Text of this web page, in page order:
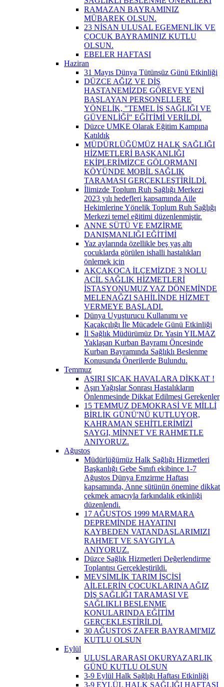
RAMAZAN BAYRAMINIZ
MÜBAREK OLSUN.
23 NİSAN ULUSAL EGEMENLİK VE
ÇOCUK BAYRAMINIZ KUTLU
OLSUN.
EBELER HAFTASI
Haziran
31 Mayıs Dünya Tütünsüz Günü Etkinliği
DÜZCE AĞIZ VE DİŞ
HASTANEMİZDE GÖREVE YENİ
BAŞLAYAN PERSONELLERE
YÖNELİK, "TEMEL İŞ SAĞLIĞI VE
GÜVENLİĞİ" EĞİTİMİ VERİLDİ.
Düzce UMKE Olarak Eğitim Kampına
Katıldık
MÜDÜRLÜĞÜMÜZ HALK SAĞLIĞI
HİZMETLERİ BAŞKANLIĞI
EKİPLERİMİZCE GÖLORMANI
KÖYÜNDE MOBİL SAĞLIK
TARAMASI GERÇEKLEŞTİRİLDİ.
İlimizde Toplum Ruh Sağlığı Merkezi
2023 yılı hedefleri kapsamında Aile
Hekimlerine Yönelik Toplum Ruh Sağlığı
Merkezi temel eğitimi düzenlenmiştir.
ANNE SÜTÜ VE EMZİRME
DANIŞMANLIĞI EĞİTİMİ
Yaz aylarında özellikle beş yaş altı
çocuklarda görülen ishalli hastalıkları
önlemek için
AKÇAKOCA İLÇEMİZDE 3 NOLU
ACİL SAĞLIK HİZMETLERİ
İSTASYONUMUZ YAZ DÖNEMİNDE
MELENAĞZI SAHİLİNDE HİZMET
VERMEYE BAŞLADI.
Dünya Uyuşturucu Kullanımı ve
Kaçakçılığı İle Mücadele Günü Etkinliği
İl Sağlık Müdürümüz Dr. Yasin YILMAZ
Yaklaşan Kurban Bayramı Öncesinde
Kurban Bayramında Sağlıklı Beslenme
Konusunda Önerilerde Bulundu.
Temmuz
AŞIRI SICAK HAVALARA DİKKAT !
Aşırı Yağışlar Sonrası Hastalıkların
Önlenmesinde Dikkat Edilmesi Gerekenler
15 TEMMUZ DEMOKRASİ VE MİLLİ
BİRLİK GÜNÜ'NÜ KUTLUYOR,
KAHRAMAN ŞEHİTLERİMİZİ
SAYGI, MİNNET VE RAHMETLE
ANIYORUZ.
Ağustos
Müdürlüğümüz Halk Sağlığı Hizmetleri
Başkanlığı Gebe Sınıfı ekibince 1-7
Ağustos Dünya Emzirme Haftası
kapsamında, Anne sütünün önemine dikkat
çekmek amacıyla farkındalık etkinliği
düzenlendi.
17 AĞUSTOS 1999 MARMARA
DEPREMİNDE HAYATINI
KAYBEDEN VATANDAŞLARIMIZI
RAHMET VE SAYGIYLA
ANIYORUZ.
Düzce Sağlık Hizmetleri Değerlendirme
Toplantısı Gerçekleştirildi.
MEVSİMLİK TARIM İŞÇİSİ
AİLELERİN ÇOCUKLARINA AĞIZ
DİŞ SAĞLIĞI TARAMASI VE
SAĞLIKLI BESLENME
KONULARINDA EĞİTİM
GERÇEKLEŞTİRİLDİ.
30 AĞUSTOS ZAFER BAYRAMI'MIZ
KUTLU OLSUN
Eylül
ULUSLARARASI OKURYAZARLIK
GÜNÜ KUTLU OLSUN
3-9 Eylül Halk Sağlığı Haftası Etkinliği
3-9 EYLÜL HALK SAĞLIĞI HAFTASI